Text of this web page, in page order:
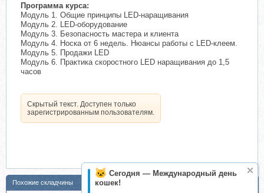
Сегодня — Международный день
кошек!
Программа курса:
Модуль 1. Общие принципы LED-наращивания
Модуль 2. LED-оборудование
Модуль 3. Безопасность мастера и клиента
Модуль 4. Носка от 6 недель. Нюансы работы с LED-клеем.
Модуль 5. Продажи LED
Модуль 6. Практика скоростного LED наращивания до 1,5
часов
Скрытый текст. Доступен только
зарегистрированным пользователям.
Похожие складчины